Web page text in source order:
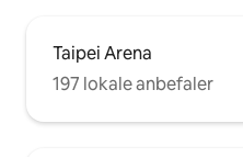
Taipei Arena
197 lokale anbefaler